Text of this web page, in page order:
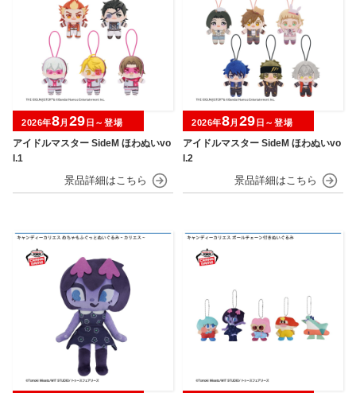
アイドルマスター SideM ほわぬいvo
l.1
2026年8月 29 日～登場
アイドルマスター SideM ほわぬいvo
l.2
2026年8月 29 日～登場